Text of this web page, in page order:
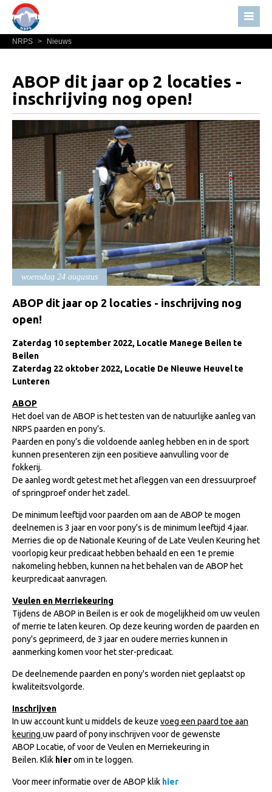
Home
Over NRPS
Bestuur NRPS
Lidmaatschap NRPS
Informatie
Lid worden
Statuten en reglementen
Privacyverklaring
Algemeen
Paardenpaspoort aanvragen
Import registratie
Veulenregistratie
Informatie overschrijven paspoort
Formulier overschrijven op naam
Animal Health Regulation
Marktplaats
Tarievenlijst
Webshop
Evenementen
NRPS Select Sale
NRPS Keuringen
Hengstenkeuring
Regionale Keuringen
Nationale Keuring
Late Veulenkeuring
Sport
Dutch Pony Championship
Evenementen
Arabian Horse Events
Arabissimo
NRPS > Nieuws
ABOP dit jaar op 2 locaties -
inschrijving nog open!
woensdag 24 augustus
ABOP dit jaar op 2 locaties - inschrijving nog
open!
Zaterdag 10 september 2022, Locatie Manege Beilen te
Beilen
Zaterdag 22 oktober 2022, Locatie De Nieuwe Heuvel te
Lunteren
ABOP
Het doel van de ABOP is het testen van de natuurlijke aanleg van
NRPS paarden en pony’s.
Paarden en pony’s die voldoende aanleg hebben en in de sport
kunnen presenteren zijn een positieve aanvulling voor de
fokkerij.
De aanleg wordt getest met het afleggen van een dressuurproef
of springproef onder het zadel.
De minimum leeftijd voor paarden om aan de ABOP te mogen
deelnemen is 3 jaar en voor pony's is de minimum leeftijd 4 jaar.
Merries die op de Nationale Keuring of de Late Veulen Keuring het
voorlopig keur predicaat hebben behaald en een 1e premie
nakomeling hebben, kunnen na het behalen van de ABOP het
keurpredicaat aanvragen.
Veulen en Merriekeuring
Tijdens de ABOP in Beilen is er ook de mogelijkheid om uw veulen
of merrie te laten keuren. Op deze keuring worden de paarden en
pony's geprimeerd, de 3 jaar en oudere merries kunnen in
aanmerking komen voor het ster-predicaat.
De deelnemende paarden en pony's worden niet geplaatst op
kwaliteitsvolgorde.
Inschrijven
In uw account kunt u middels de keuze voeg een paard toe aan
keuring uw paard of pony inschrijven voor de gewenste
ABOP Locatie, of voor de Veulen en Merriekeuring in
Beilen. Klik hierom in te loggen.
Voor meer informatie over de ABOP klik hier